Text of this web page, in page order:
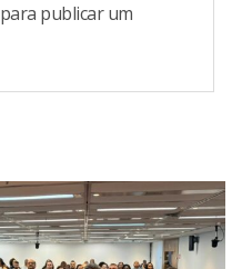
para publicar um